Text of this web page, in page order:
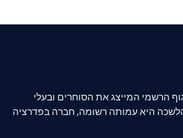
הרשמי המייצג את הסוחרים ובעלי
היא עמותה רשומה, חברה בפדרציה